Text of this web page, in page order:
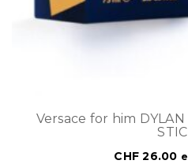
Versace for him
CHF 26.00